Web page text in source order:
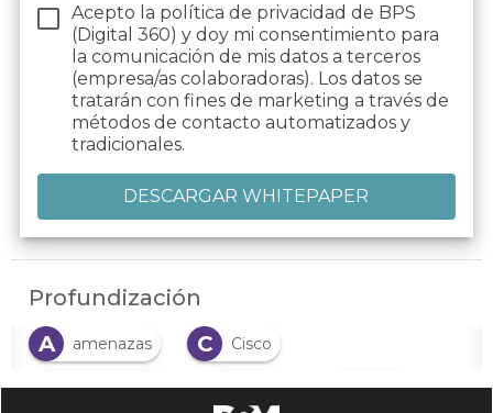
Acepto la política de privacidad de BPS
(Digital 360) y doy mi consentimiento para
la comunicación de mis datos a terceros
(empresa/as colaboradoras). Los datos se
tratarán con fines de marketing a través de
métodos de contacto automatizados y
tradicionales.
Profundización
A
amenazas C Cisco
C conectividad D dato E Edge